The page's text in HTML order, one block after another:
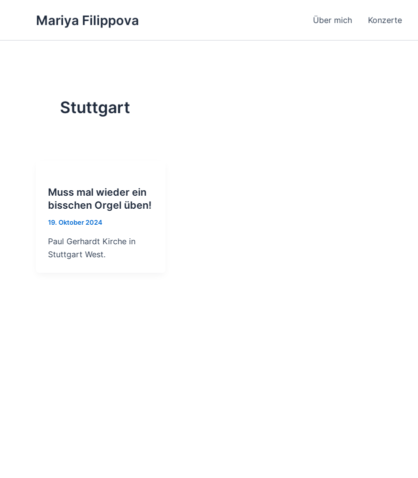
Mariya Filippova Über mich Konzerte
Stuttgart
Muss mal wieder ein
bisschen Orgel üben!
19. Oktober 2024
Paul Gerhardt Kirche in
Stuttgart West.